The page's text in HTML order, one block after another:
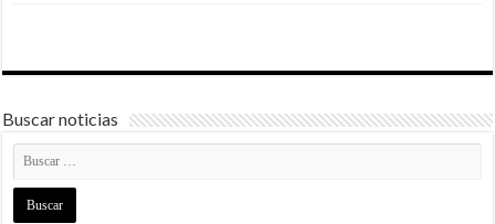
Buscar noticias